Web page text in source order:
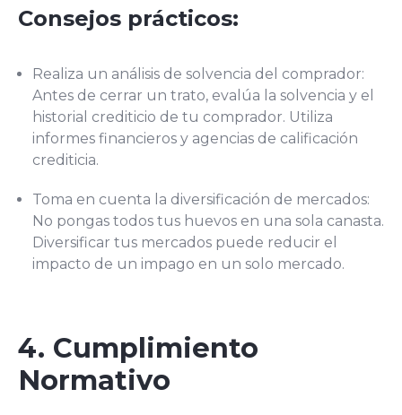
Consejos prácticos:
Realiza un análisis de solvencia del comprador:
Antes de cerrar un trato, evalúa la solvencia y el
historial crediticio de tu comprador. Utiliza
informes financieros y agencias de calificación
crediticia.
Toma en cuenta la diversificación de mercados:
No pongas todos tus huevos en una sola canasta.
Diversificar tus mercados puede reducir el
impacto de un impago en un solo mercado.
4. Cumplimiento
Normativo